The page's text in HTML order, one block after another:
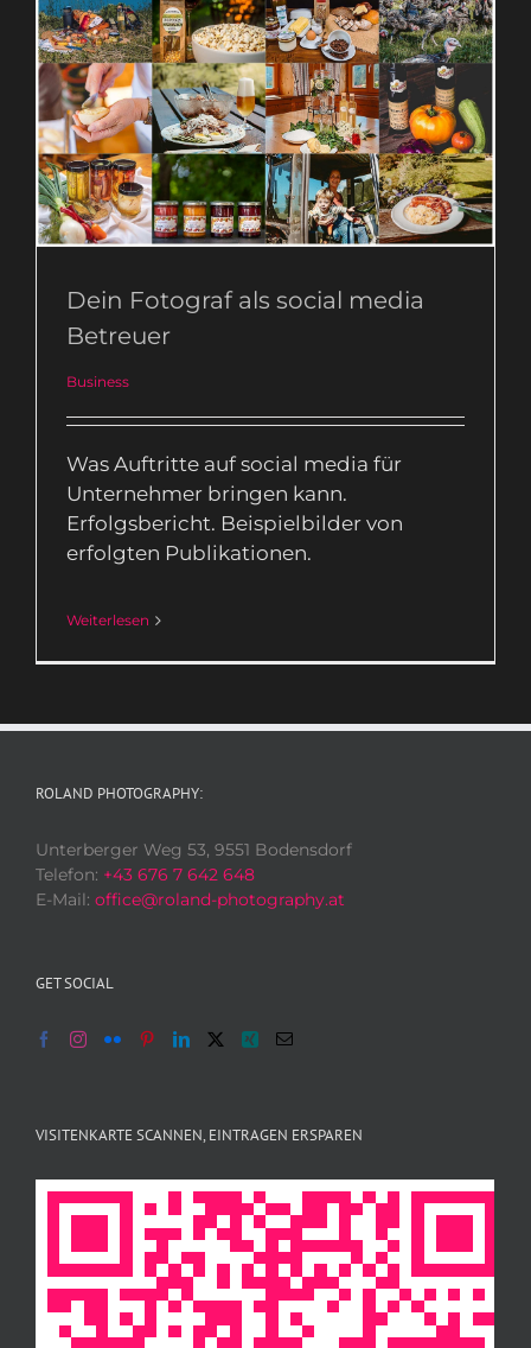
Dein Fotograf als social media
Betreuer
Business
Dein Fotograf als social media
Betreuer
Business
Was Auftritte auf social media für
Unternehmer bringen kann.
Erfolgsbericht. Beispielbilder von
erfolgten Publikationen.
Weiterlesen
ROLAND PHOTOGRAPHY:
Unterberger Weg 53, 9551 Bodensdorf
Telefon: +43 676 7 642 648
E-Mail: office@roland-photography.at
GET SOCIAL
VISITENKARTE SCANNEN, EINTRAGEN ERSPAREN